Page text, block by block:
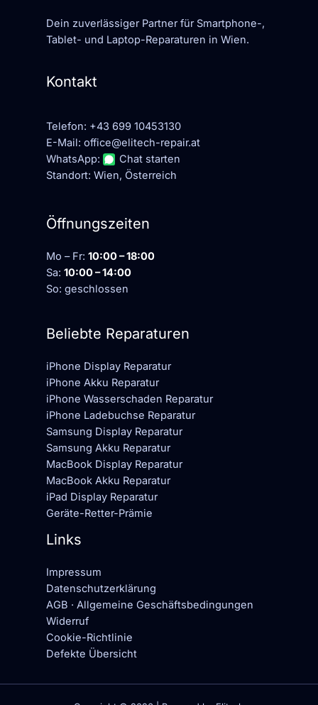
Dein zuverlässiger Partner für Smartphone-,
Tablet- und Laptop-Reparaturen in Wien.
Kontakt
Telefon: +43 699 10453130
E-Mail: office@elitech-repair.at
WhatsApp:
Chat starten
Standort: Wien, Österreich
Öffnungszeiten
Mo – Fr: 10:00 – 18:00
Sa: 10:00 – 14:00
So: geschlossen
Beliebte Reparaturen
iPhone Display Reparatur
iPhone Akku Reparatur
iPhone Wasserschaden Reparatur
iPhone Ladebuchse Reparatur
Samsung Display Reparatur
Samsung Akku Reparatur
MacBook Display Reparatur
MacBook Akku Reparatur
iPad Display Reparatur
Geräte-Retter-Prämie
Links
Impressum
Datenschutzerklärung
AGB · Allgemeine Geschäftsbedingungen
Widerruf
Cookie-Richtlinie
Defekte Übersicht